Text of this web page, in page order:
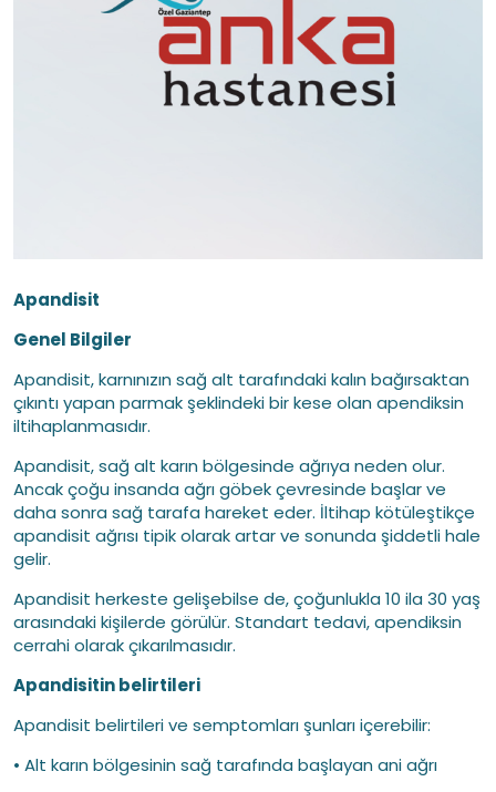
Apandisit
Genel Bilgiler
Apandisit, karnınızın sağ alt tarafındaki kalın bağırsaktan
çıkıntı yapan parmak şeklindeki bir kese olan apendiksin
iltihaplanmasıdır.
Apandisit, sağ alt karın bölgesinde ağrıya neden olur.
Ancak çoğu insanda ağrı göbek çevresinde başlar ve
daha sonra sağ tarafa hareket eder. İltihap kötüleştikçe
apandisit ağrısı tipik olarak artar ve sonunda şiddetli hale
gelir.
Apandisit herkeste gelişebilse de, çoğunlukla 10 ila 30 yaş
arasındaki kişilerde görülür. Standart tedavi, apendiksin
cerrahi olarak çıkarılmasıdır.
Apandisitin belirtileri
Apandisit belirtileri ve semptomları şunları içerebilir:
• Alt karın bölgesinin sağ tarafında başlayan ani ağrı